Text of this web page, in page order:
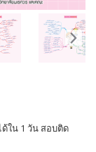
ใน 1 วัน สอบติด